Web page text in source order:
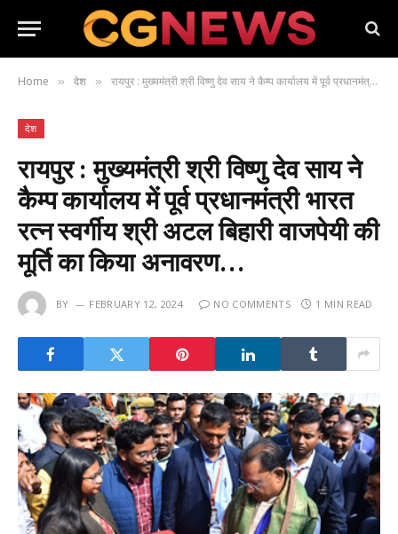
Home » देश » रायपुर : मुख्यमंत्री श्री विष्णु देव साय ने कैम्प कार्यालय में पूर्व प्रधानमंत्री भारत रत्न स्वर्गीय श्री अटल बिहारी वाजपेयी की मूर्ति का किया अनावरण…
देश
रायपुर : मुख्यमंत्री श्री विष्णु देव साय ने
कैम्प कार्यालय में पूर्व प्रधानमंत्री भारत
रत्न स्वर्गीय श्री अटल बिहारी वाजपेयी की
मूर्ति का किया अनावरण…
BY FEBRUARY 12, 2024 NO COMMENTS 1 MIN READ